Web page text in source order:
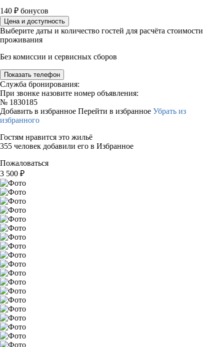
140 ₽ бонусов
Цена и доступность
Выберите даты и количество гостей для расчёта стоимости
проживания
Без комиссии и сервисных сборов
Показать телефон
Служба бронирования:
При звонке назовите номер объявления:
№ 1830185
Добавить в избранное Перейти в избранное Убрать из
избранного
Гостям нравится это жильё
355 человек добавили его в Избранное
Пожаловаться
3 500 ₽